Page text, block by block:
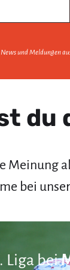
und Meldungen
du
Meinung
bei
Liga bei